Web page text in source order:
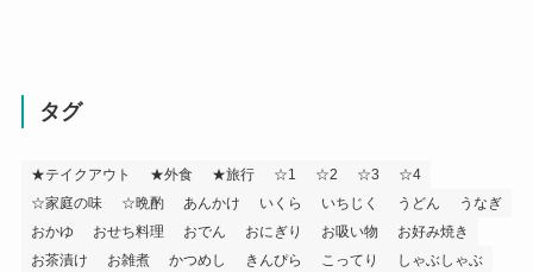
タグ
★テイクアウト ★外食 ★旅行 ☆1 ☆2 ☆3
☆4
☆家庭の味
☆晩酌 あんかけ いくら いちじく うどん
うなぎ
おかゆ
おせち料理 おでん おにぎり お吸い物
お好み焼き
お茶漬け
お雑煮 かつめし きんぴら こってり
しゃぶしゃぶ